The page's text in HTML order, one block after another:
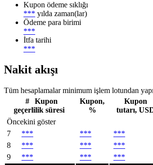
Kupon ödeme sıklığı
*** yılda zaman(lar)
Ödeme para birimi
***
İtfa tarihi
***
Nakit akışı
Tüm hesaplamalar minimum işlem lotundan
#
Kupon
geçerlilik süresi
Kupon,
%
Kupon
tutarı,
Öncekini göster
7
*** *** ***
8
*** *** ***
9
*** *** ***